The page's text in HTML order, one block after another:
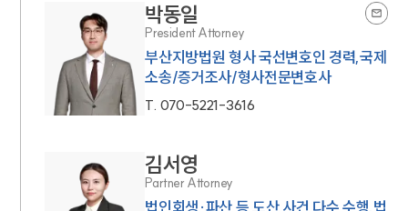
박동일
President Attorney
부산지방법원 형사 국선변호인 경력,국제
소송/증거조사/형사전문변호사
T. 070-5221-3616
김서영
Partner Attorney
법인회생·파산 등 도산 사건 다수 수행,법